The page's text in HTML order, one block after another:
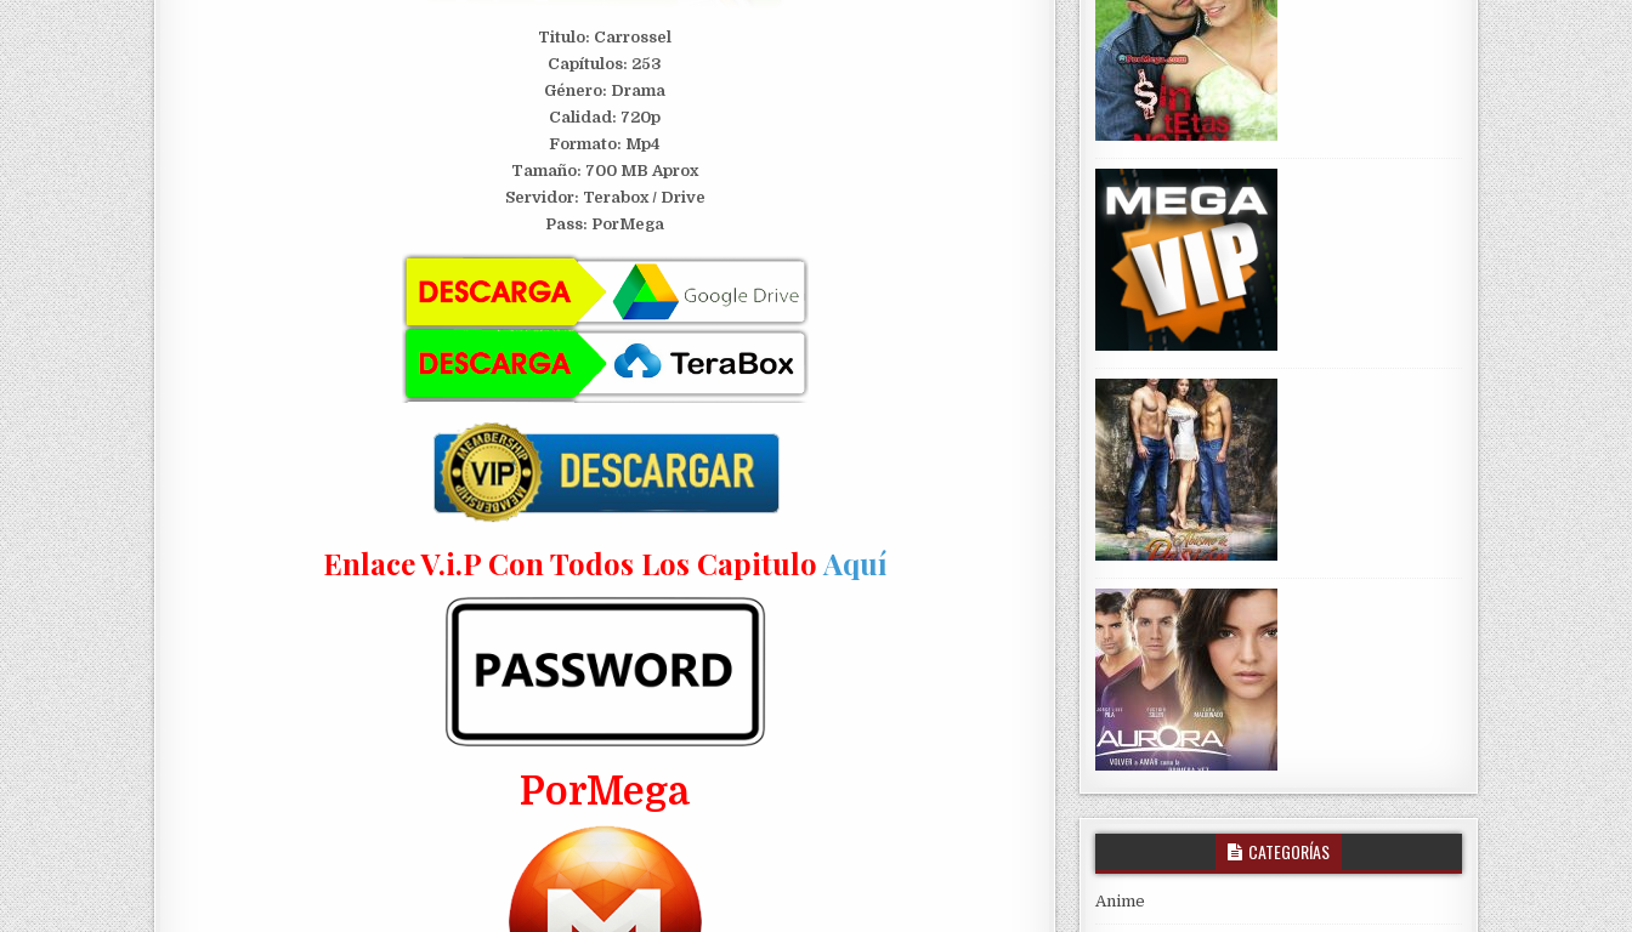
Titulo: Carrossel
Capítulos: 253
Género: Drama
Calidad: 720p
Formato: Mp4
Tamaño: 700 MB Aprox
Servidor: Terabox / Drive
Pass: PorMega
Enlace V.i.P Con Todos Los Capitulo Aquí
PorMega
CATEGORÍAS
Anime